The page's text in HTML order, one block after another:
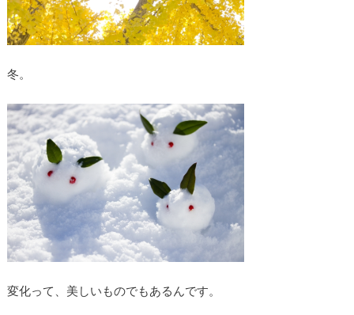
冬。
変化って、美しいものでもあるんです。